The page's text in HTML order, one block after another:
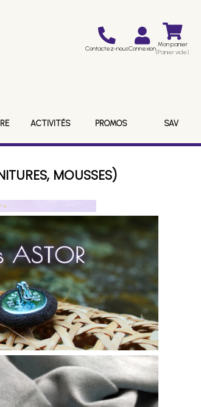
Contactez-nousConnexion Mon panier
(Panier vide)
ACTIVITÉS PROMOS SAV
MOUSSES)